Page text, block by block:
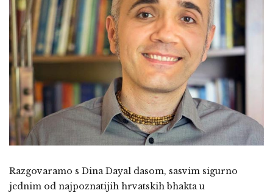
Razgovaramo s Dina Dayal dasom, sasvim sigurno
jednim od najpoznatijih hrvatskih bhakta u